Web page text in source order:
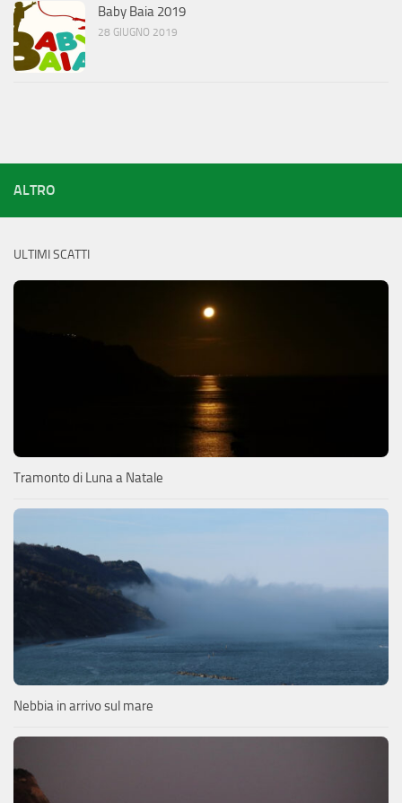
Baby Baia 2019
28 GIUGNO 2019
ALTRO
ULTIMI SCATTI
Tramonto di Luna a Natale
Nebbia in arrivo sul mare